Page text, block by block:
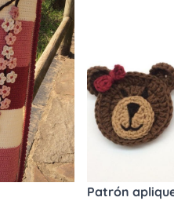
Patrón